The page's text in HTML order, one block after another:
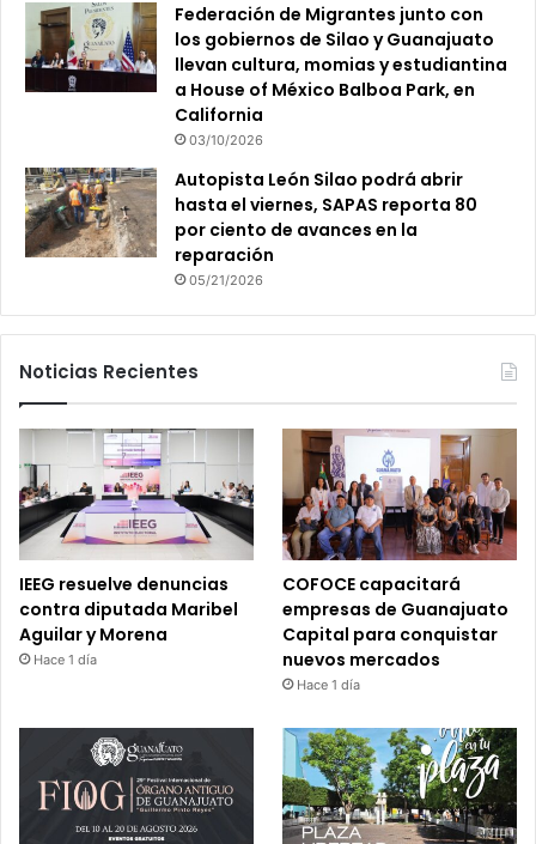
Federación de Migrantes junto con
los gobiernos de Silao y Guanajuato
llevan cultura, momias y estudiantina
a House of México Balboa Park, en
California
03/10/2026
Autopista León Silao podrá abrir
hasta el viernes, SAPAS reporta 80
por ciento de avances en la
reparación
05/21/2026
Noticias Recientes
IEEG resuelve denuncias
contra diputada Maribel
Aguilar y Morena
Hace 1 día
COFOCE capacitará
empresas de Guanajuato
Capital para conquistar
nuevos mercados
Hace 1 día